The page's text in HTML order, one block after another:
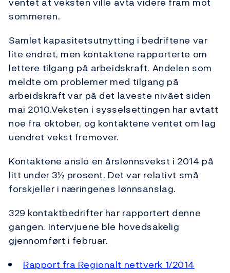
sommeren.
Samlet kapasitetsutnytting i bedriftene var
lite endret, men kontaktene rapporterte om
lettere tilgang på arbeidskraft. Andelen som
meldte om problemer med tilgang på
arbeidskraft var på det laveste nivået siden
mai 2010.Veksten i sysselsettingen har avtatt
noe fra oktober, og kontaktene ventet om lag
uendret vekst fremover.
Kontaktene anslo en årslønnsvekst i 2014 på
litt under 3½ prosent. Det var relativt små
forskjeller i næringenes lønnsanslag.
329 kontaktbedrifter har rapportert denne
gangen. Intervjuene ble hovedsakelig
gjennomført i februar.
Rapport fra Regionalt nettverk 1/2014